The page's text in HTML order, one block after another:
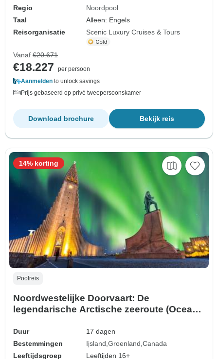
Regio
Noordpool
Taal
Alleen: Engels
Reisorganisatie
Scenic Luxury Cruises & Tours
Vanaf €20.671
€18.227
per persoon
Aanmelden to unlock savings
Prijs gebaseerd op privé tweepersoonskamer
Bekijk reis
Download brochure
Poolreis
Noordwestelijke Doorvaart: De
legendarische Arctische zeeroute (Ocean
Duur
17 dagen
Bestemmingen
Ijsland Groenland Canada
Leeftijdsgroep
Leeftijden 16+
14% korting